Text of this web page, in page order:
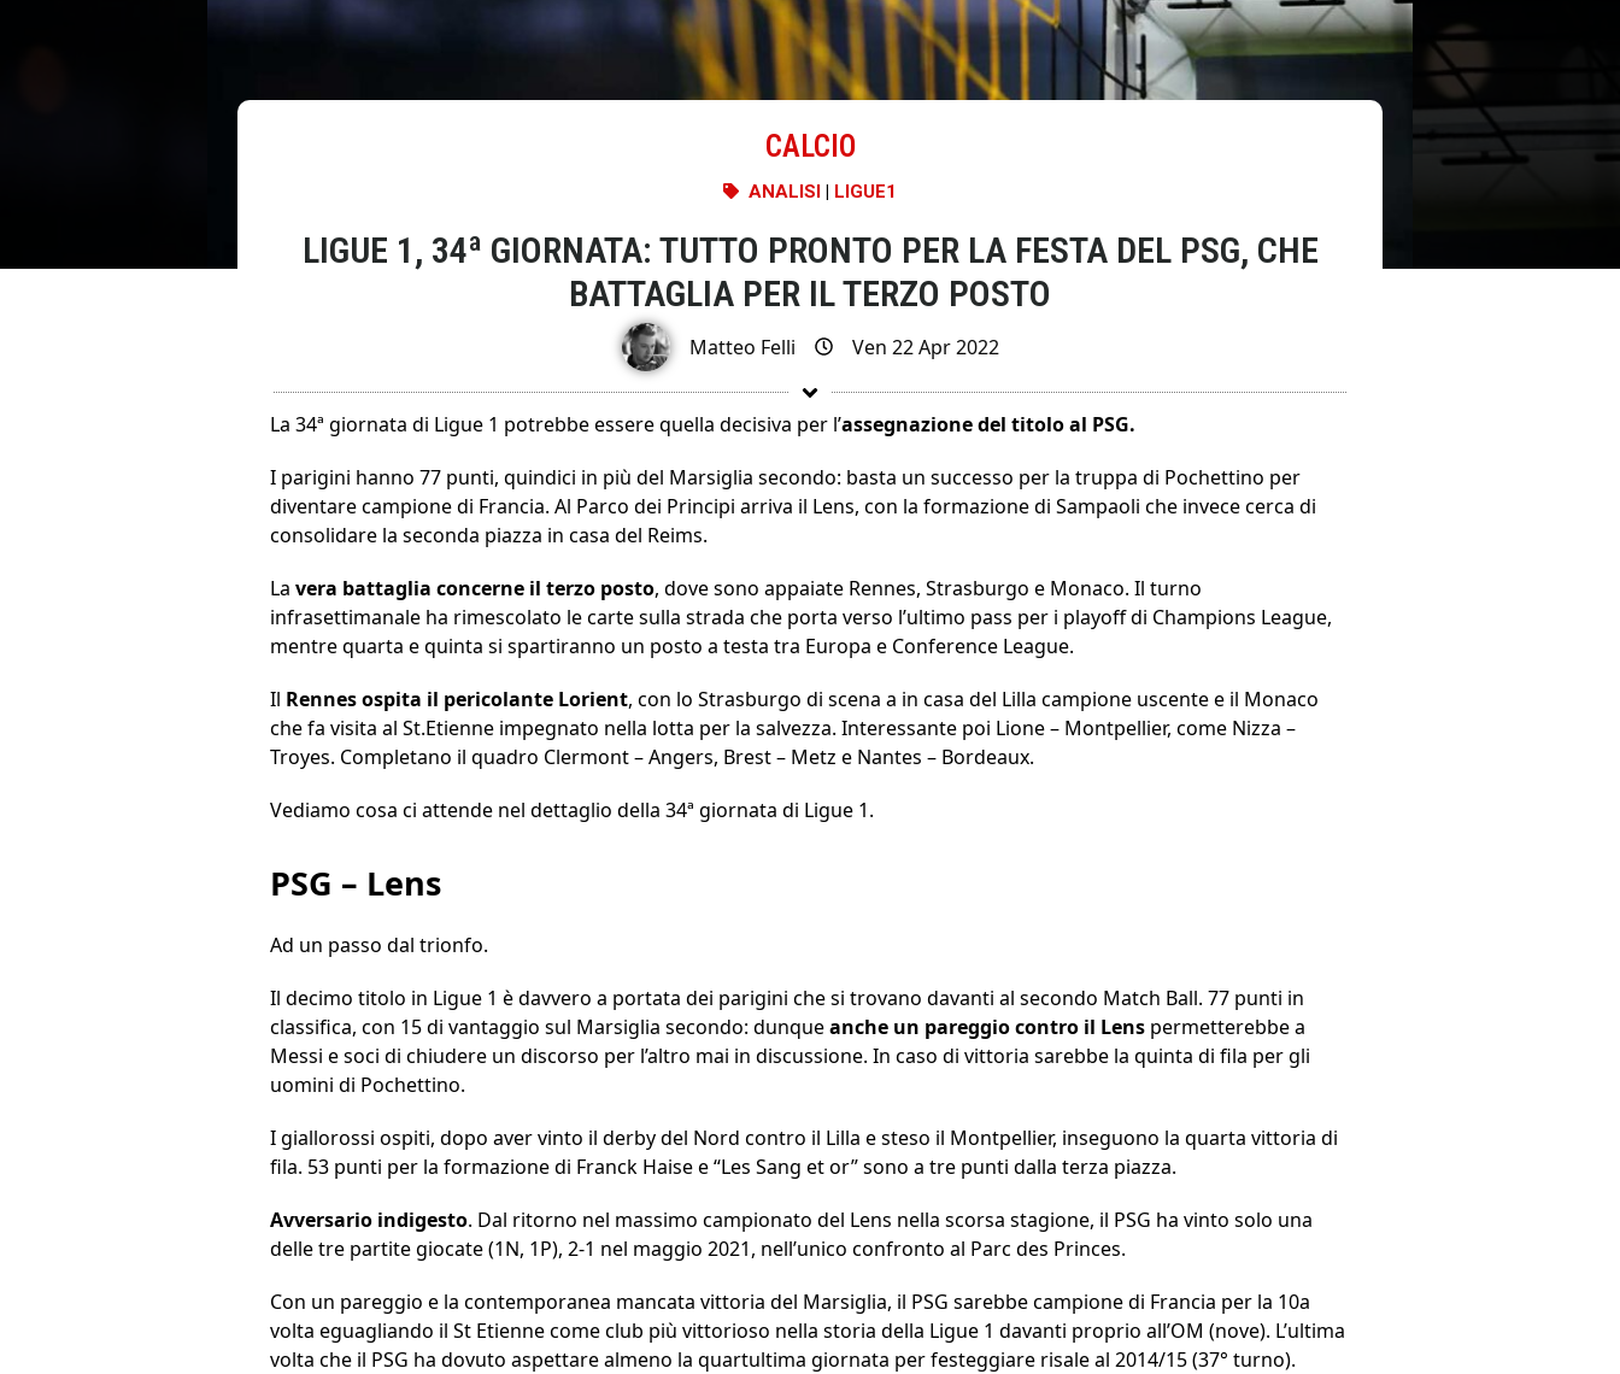
CALCIO
ANALISI | LIGUE1
LIGUE 1, 34ª GIORNATA: TUTTO PRONTO PER LA FESTA DEL PSG, CHE
BATTAGLIA PER IL TERZO POSTO
Matteo Felli Ven 22 Apr 2022
La 34ª giornata di Ligue 1 potrebbe essere quella decisiva per l’assegnazione del titolo al PSG.
I parigini hanno 77 punti, quindici in più del Marsiglia secondo: basta un successo per la truppa di Pochettino per
diventare campione di Francia. Al Parco dei Principi arriva il Lens, con la formazione di Sampaoli che invece cerca di
consolidare la seconda piazza in casa del Reims.
La vera battaglia concerne il terzo posto, dove sono appaiate Rennes, Strasburgo e Monaco. Il turno
infrasettimanale ha rimescolato le carte sulla strada che porta verso l’ultimo pass per i playoff di Champions League,
mentre quarta e quinta si spartiranno un posto a testa tra Europa e Conference League.
Il Rennes ospita il pericolante Lorient, con lo Strasburgo di scena a in casa del Lilla campione uscente e il Monaco
che fa visita al St.Etienne impegnato nella lotta per la salvezza. Interessante poi Lione – Montpellier, come Nizza –
Troyes. Completano il quadro Clermont – Angers, Brest – Metz e Nantes – Bordeaux.
Vediamo cosa ci attende nel dettaglio della 34ª giornata di Ligue 1.
PSG – Lens
Ad un passo dal trionfo.
Il decimo titolo in Ligue 1 è davvero a portata dei parigini che si trovano davanti al secondo Match Ball. 77 punti in
classifica, con 15 di vantaggio sul Marsiglia secondo: dunqueanche un pareggio contro il Lens permetterebbe a
Messi e soci di chiudere un discorso per l’altro mai in discussione. In caso di vittoria sarebbe la quinta di fila per gli
uomini di Pochettino.
I giallorossi ospiti, dopo aver vinto il derby del Nord contro il Lilla e steso il Montpellier, inseguono la quarta vittoria di
fila. 53 punti per la formazione di Franck Haise e “Les Sang et or” sono a tre punti dalla terza piazza.
Avversario indigesto. Dal ritorno nel massimo campionato del Lens nella scorsa stagione, il PSG ha vinto solo una
delle tre partite giocate (1N, 1P), 2-1 nel maggio 2021, nell’unico confronto al Parc des Princes.
Con un pareggio e la contemporanea mancata vittoria del Marsiglia, il PSG sarebbe campione di Francia per la 10a
volta eguagliando il St Etienne come club più vittorioso nella storia della Ligue 1 davanti proprio all’OM (nove). L’ultima
volta che il PSG ha dovuto aspettare almeno la quartultima giornata per festeggiare risale al 2014/15 (37° turno).